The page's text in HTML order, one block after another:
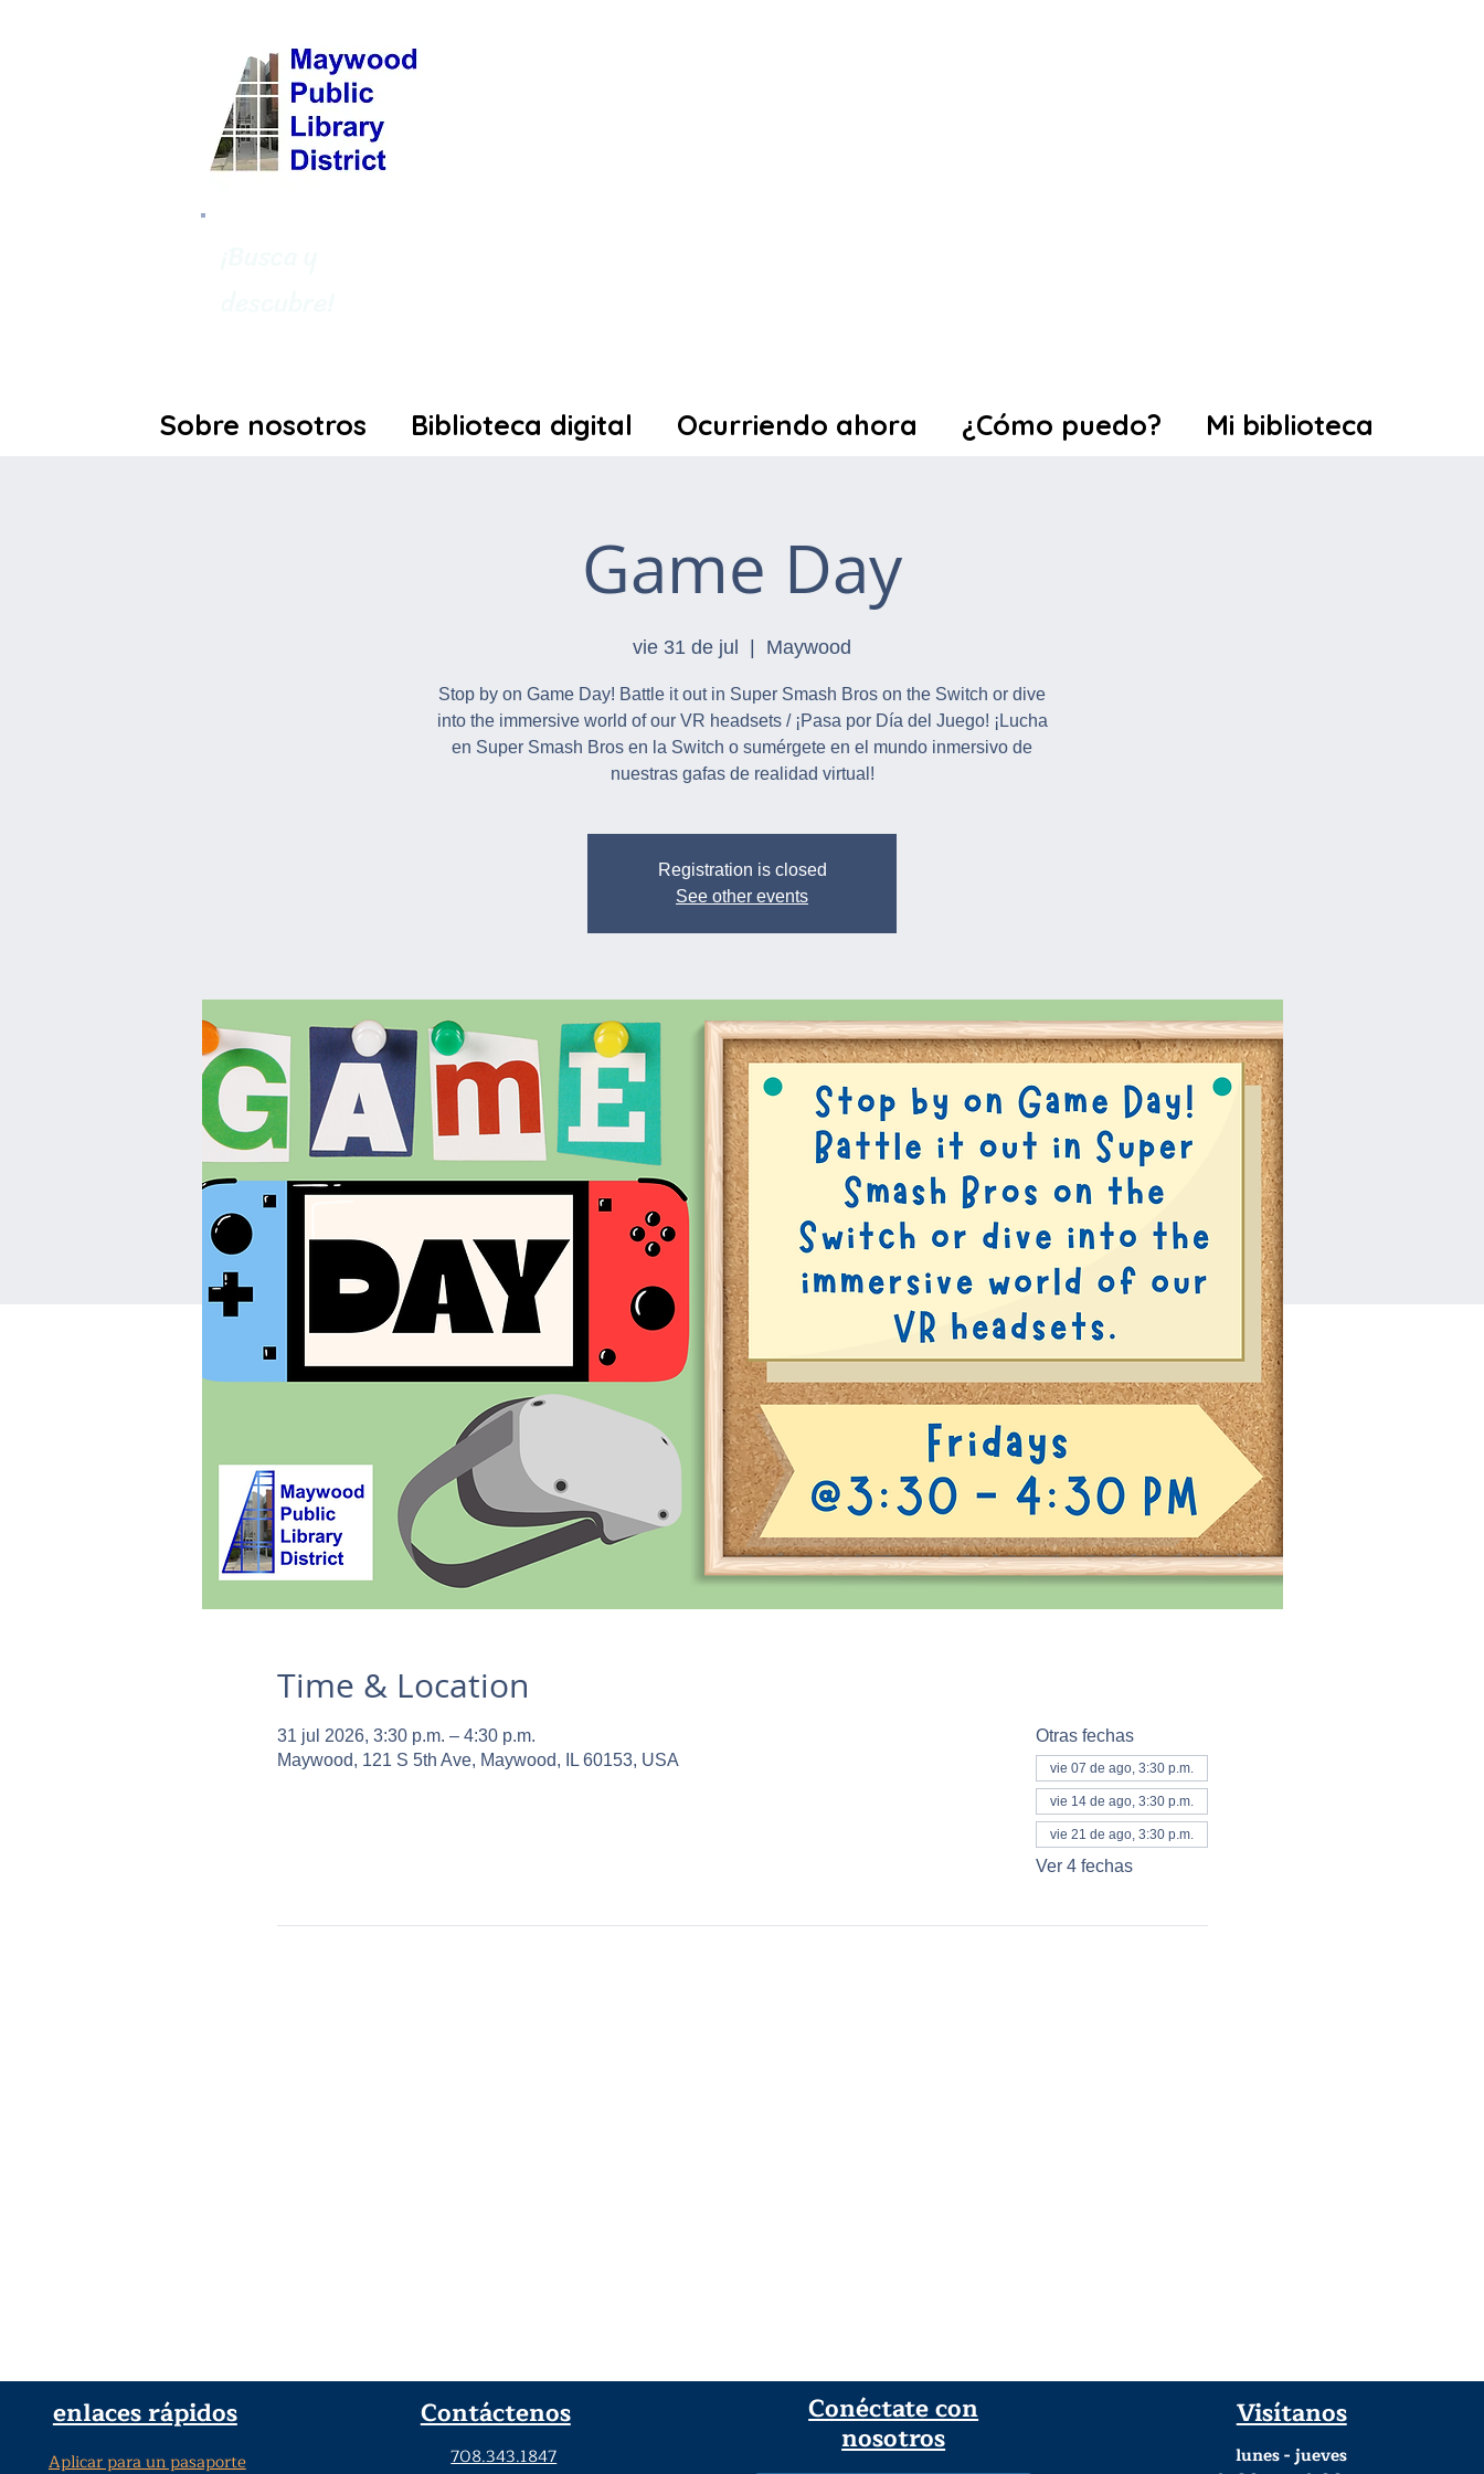
Sobre nosotros Biblioteca digital Ocurriendo ahora ¿Cómo puedo? Mi biblioteca
Game Day
vie 31 de jul Maywood
Stop by on Game Day! Battle it out in Super Smash Bros on the Switch or dive
into the immersive world of our VR headsets / ¡Pasa por Día del Juego! ¡Lucha
en Super Smash Bros en la Switch o sumérgete en el mundo inmersivo de
nuestras gafas de realidad virtual!
Registration is closed
See other events
Time & Location
31 jul 2026, 3:30 p.m. – 4:30 p.m.
Maywood, 121 S 5th Ave, Maywood, IL 60153, USA
Otras fechas
vie 07 de ago, 3:30 p.m.
vie 14 de ago, 3:30 p.m.
vie 21 de ago, 3:30 p.m.
Ver 4 fechas
enlaces rápidos
Aplicar para un pasaporte
Contáctenos
708.343.1847
Conéctate con
nosotros
Visítanos
lunes - jueves